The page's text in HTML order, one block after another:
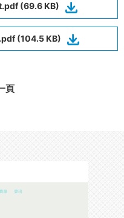
(69.6 KB)
(104.5 KB)
頁